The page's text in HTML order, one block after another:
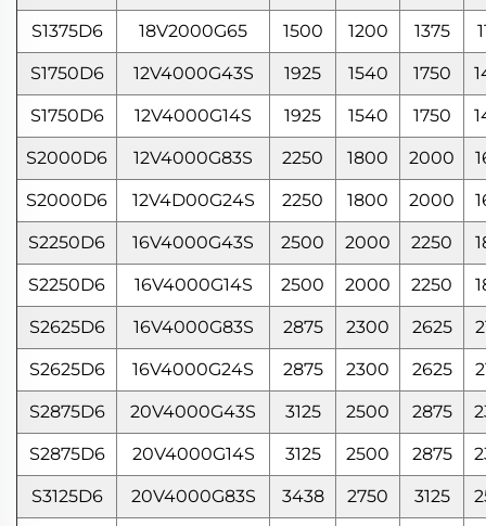
S1375D6 18V2000G65 1500 1200 1375
S1750D6 12V4000G43S 1925 1540 1750
S1750D6 12V4000G14S 1925 1540 1750
S2000D6 12V4000G83S 2250 1800 2000
S2000D6 12V4D00G24S 2250 1800 2000
S2250D6 16V4000G43S 2500 2000 2250
S2250D6 16V4000G14S 2500 2000 2250
S2625D6 16V4000G83S 2875 2300 2625
S2625D6 16V4000G24S 2875 2300 2625
S2875D6 20V4000G43S 3125 2500 2875
S2875D6 20V4000G14S 3125 2500 2875
S3125D6 20V4000G83S 3438 2750 3125